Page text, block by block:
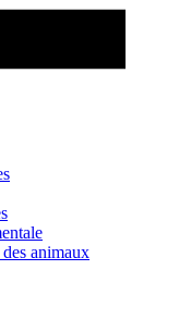
animaux